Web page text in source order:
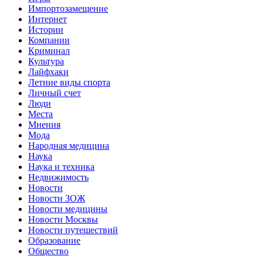
Импортозамещение
Интернет
Истории
Компании
Криминал
Культура
Лайфхаки
Летние виды спорта
Личный счет
Люди
Места
Мнения
Мода
Народная медицина
Наука
Наука и техника
Недвижимость
Новости
Новости ЗОЖ
Новости медицины
Новости Москвы
Новости путешествий
Образование
Общество